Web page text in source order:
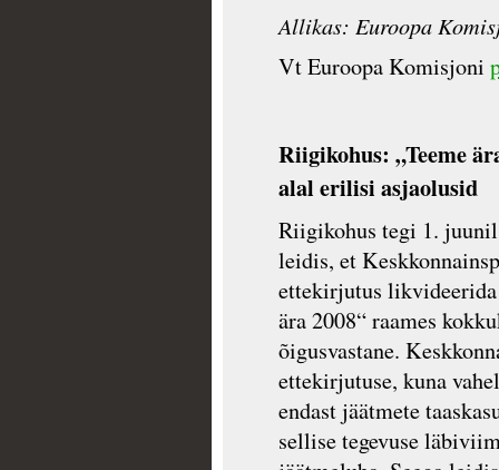
Allikas: Euroopa
Vt Euroopa Komisjoni
Riigikohus: „Teeme
alal erilisi asjaolusid
Riigikohus tegi 1.
leidis, et
ettekirjutus likvideerida
ära 2008“ raames
õigusvastane.
ettekirjutuse, kuna
endast jäätmete
sellise tegevuse